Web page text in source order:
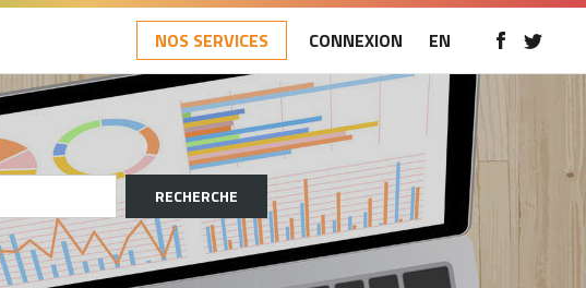
NOS SERVICES CONNEXION EN
RECHERCHE